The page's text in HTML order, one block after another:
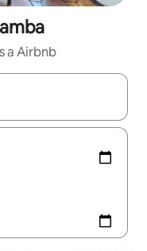
a Airbnb
podràs navegar-hi a